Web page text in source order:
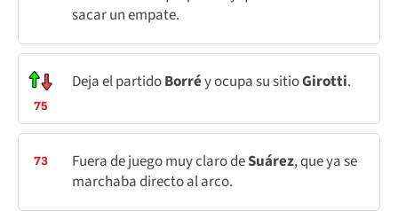
sacar un empate.
75
Deja el partidoBorréy ocupa su sitioGirotti.
73 Fuera de juego muy claro deSuárez, que ya se
marchaba directo al arco.